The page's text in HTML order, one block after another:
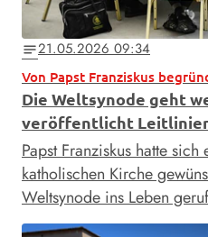
notes21.05.2026 09:34
Von Papst Franziskus
Die Weltsynode geht
veröffentlicht
Papst Franziskus hatte
katholischen Kirche
Weltsynode ins Leben